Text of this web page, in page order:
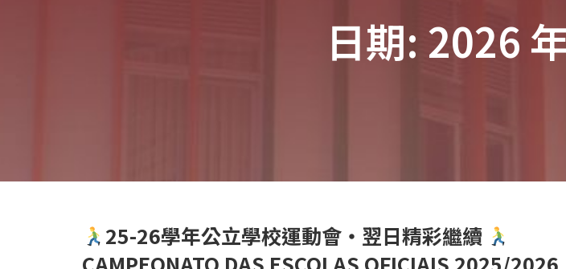
日期: 2026
25-26學年公立學校運動會・翌日精彩繼續